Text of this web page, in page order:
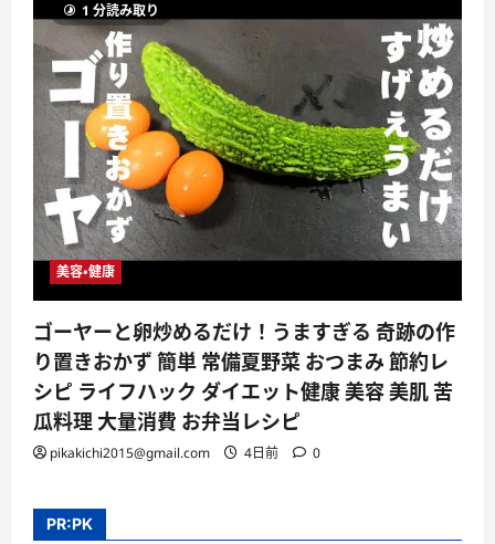
1 分読み取り
美容・健康
ゴーヤーと卵炒めるだけ！うますぎる 奇跡の作
り置きおかず 簡単 常備夏野菜 おつまみ 節約レ
シピ ライフハック ダイエット健康 美容 美肌 苦
瓜料理 大量消費 お弁当レシピ
pikakichi2015@gmail.com 4日前 0
PR:PK